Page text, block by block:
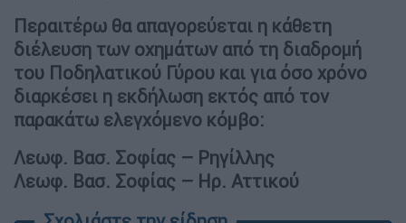
Περαιτέρω θα απαγορεύεται η κάθετη
διέλευση των οχημάτων από τη διαδρομή
του Ποδηλατικού Γύρου και για όσο χρόνο
διαρκέσει η εκδήλωση εκτός από τον
παρακάτω ελεγχόμενο κόμβο:
Λεωφ. Βασ. Σοφίας – Ρηγίλλης
Λεωφ. Βασ. Σοφίας – Ηρ. Αττικού